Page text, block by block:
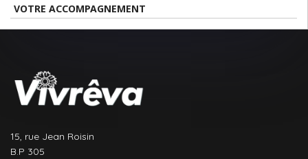
VOTRE ACCOMPAGNEMENT
15, rue Jean Roisin
B.P 305